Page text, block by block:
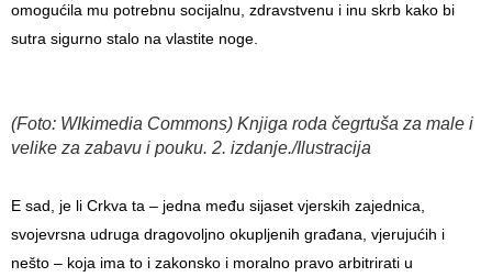
omogućila mu potrebnu socijalnu, zdravstvenu i inu skrb kako bi
sutra sigurno stalo na vlastite noge.
(Foto: WIkimedia Commons) Knjiga roda čegrtuša za male i
velike za zabavu i pouku. 2. izdanje./Ilustracija
E sad, je li Crkva ta – jedna među sijaset vjerskih zajednica,
svojevrsna udruga dragovoljno okupljenih građana, vjerujućih i
nešto – koja ima to i zakonsko i moralno pravo arbitrirati u